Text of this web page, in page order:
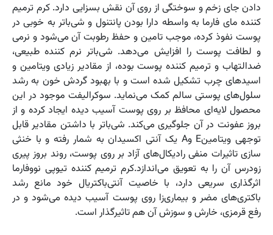
دادن جای زخم و سوختگی از روی آن نقش بسزایی دارد. کرم ترمیم
کننده مای فارما به واسطه دارا بودن پانتنول و شی‌باتر به خوبی در
پوست نفوذ کرده، موجب تامین و حفظ رطوبت آن می‌شود و نرمی
و لطافت پوست را افزایش می‌دهد. شی‌باتر نرم کننده طبیعی،
ضدالتهاب و ترمیم کننده پوست بوده، از مقادیر زیادی ویتامین‌ و
اسیدهای چرب تشکیل شده است و با بهبود گردش خون به رشد
سلول‌های پوستی سالم کمک می‌نماید. سوکرالیفت موجود در این
محصول لایه‌ای محافظ بر روی پوست آسیب دیده ایجاد کرده و از
بروز عفونت در آن جلوگیری می‌کند. شی‌باتر با داشتن مقادیر قابل‌
توجهی ویتامینE وA یک آنتی اکسیدان به شمار رفته و با خنثی
سازی تاثیرات منفی رادیکال‌های آزاد بر روی پوست، روند بروز پیری
زودرس آن را به تعویق می‌اندازد.کرم ترمیم کننده تیوپی نووفارما
اثرگذاری سریعی دارد، با خاصیت آنتی‌باکتریال خود مانع رشد
باکتری‌های مضر و بیماری‌زا روی پوست آسیب دیده می‌شود و در
رفع قرمزی، خارش و سوزش آن هم تاثیرگذار است.